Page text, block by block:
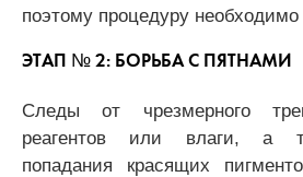
поэтому процедуру
ЭТАП № 2: БОРЬБА С ПЯТНАМИ
Следы от чрезмерного
реагентов или влаги, а
попадания красящих